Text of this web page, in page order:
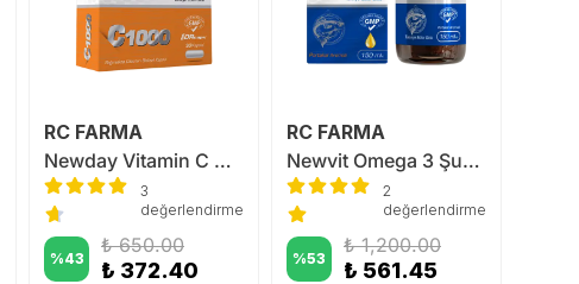
RC FARMA
Newday Vitamin C Complex 30 DRcaps Kapsül
3
değerlendirme
%43
₺ 650.00
₺ 372.40
RC FARMA
Newvit Omega 3 Şurup 150 ml
2
değerlendirme
%53
₺ 1,200.00
₺ 561.45